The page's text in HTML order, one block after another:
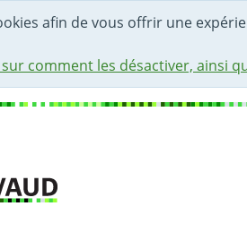
afin de vous offrir une
comment les désactiver, ainsi
DE LA PAGE
DE RECHERCHE